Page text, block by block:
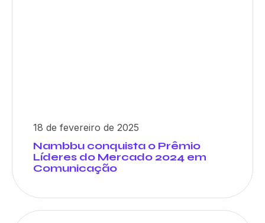
18 de fevereiro de 2025
Nambbu conquista o Prêmio
Líderes do Mercado 2024 em
Comunicação